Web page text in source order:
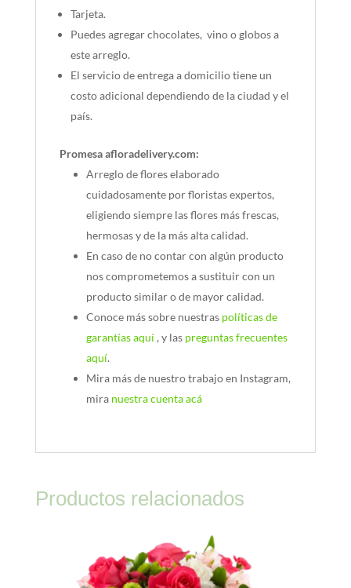
Tarjeta.
Puedes agregar chocolates, vino o globos a
este arreglo.
El servicio de entrega a domicilio tiene un
costo adicional dependiendo de la ciudad y el
país.
Promesa afloradelivery.com:
Arreglo de flores elaborado
cuidadosamente por floristas expertos,
eligiendo siempre las flores más frescas,
hermosas y de la más alta calidad.
En caso de no contar con algún producto
nos comprometemos a sustituir con un
producto similar o de mayor calidad.
Conoce más sobre nuestras políticas de
garantías aquí, y las preguntas frecuentes
aquí.
Mira más de nuestro trabajo en Instagram,
mira nuestra cuenta acá
Productos relacionados